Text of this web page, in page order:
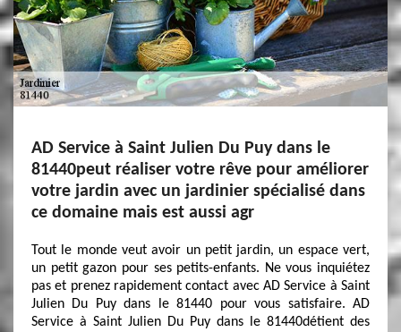
AD Service à Saint Julien Du Puy dans le
81440peut réaliser votre rêve pour améliorer
votre jardin avec un jardinier spécialisé dans
ce domaine mais est aussi agr
Tout le monde veut avoir un petit jardin, un espace vert,
un petit gazon pour ses petits-enfants. Ne vous inquiétez
pas et prenez rapidement contact avec AD Service à Saint
Julien Du Puy dans le 81440 pour vous satisfaire. AD
Service à Saint Julien Du Puy dans le 81440détient des